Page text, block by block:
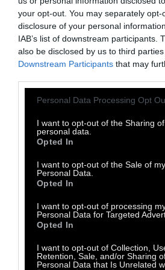
your opt-out. You may separately
disclosure of your personal
IAB’s list of downstream participants.
also be disclosed by us to third
Downstream Participants that may
Personal Data Processing Opt
I want to opt-out of the Sharing
personal data.
Opted In
I want to opt-out of the Sale of my
Personal Data.
Opted In
I want to opt-out of processing
Personal Data for Targeted
Opted In
I want to opt-out of Collection,
Retention, Sale, and/or Sharing
Personal Data that Is Unrelated
ισχυρότερη στρατηγική
διάγνωσης και καλύτερης
ασθενών, καθώς η γήρανση
αναμένεται να επιβαρύνει
περισσότερο την
χρόνια.
Η έκθεση τονίζει ότιο
καρδιαγγειακά νοσήματα
γήρανση του πληθυσμού
επιβαρύνει ακόμη
κατάσταση τις επόμενες
Ελλάδα, από τις κυριότερες
- ο καρκίνος πνεύμονα